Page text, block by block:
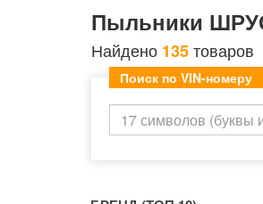
Пыльники
Найдено 135товаров
Поиск по VIN-номеру